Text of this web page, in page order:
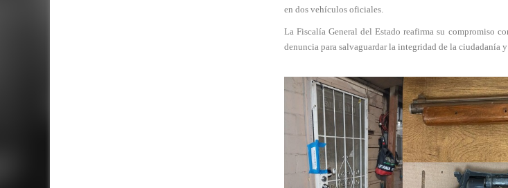
en dos vehículos oficiales.
La Fiscalía General del Estado reafirma su compromiso
denuncia para salvaguardar la integridad de la ciudadanía